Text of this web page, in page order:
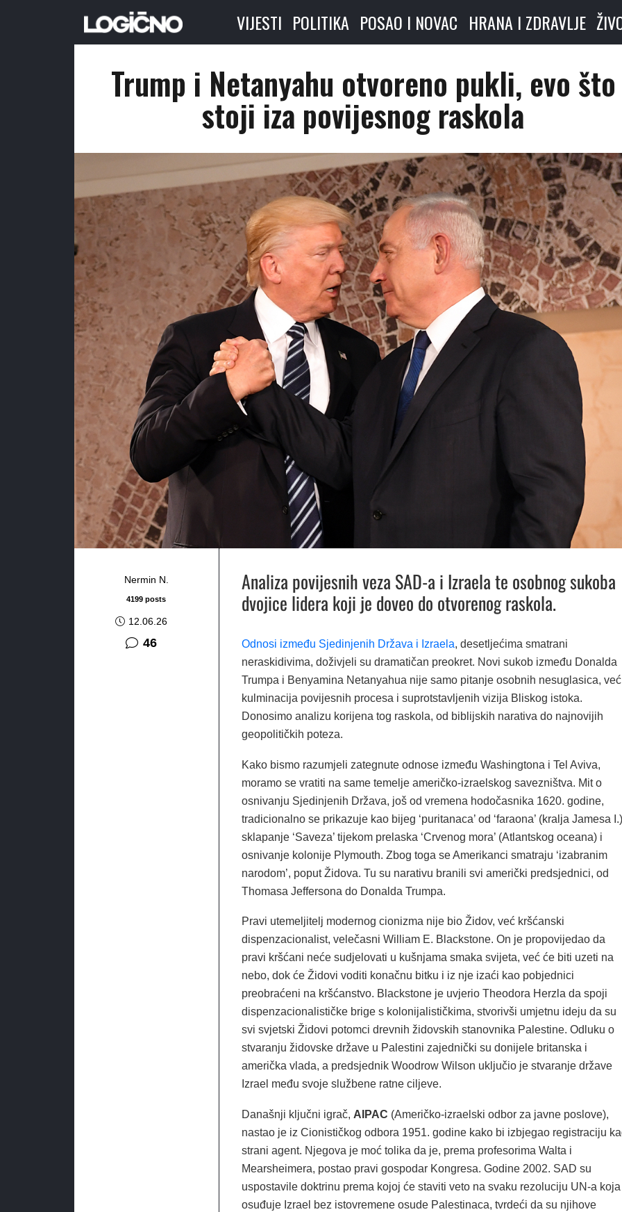
VIJESTI POLITIKA POSAO I NOVAC HRANA I ZDRAVLJE
Trump i Netanyahu otvoreno pukli, evo što
stoji iza povijesnog raskola
Nermin N.
4199 posts
12.06.26
46komentara
Analiza povijesnih veza SAD-a i Izraela te osobnog sukoba
dvojice lidera koji je doveo do otvorenog raskola.
Odnosi između Sjedinjenih Država i Izraela, desetljećima smatrani
neraskidivima, doživjeli su dramatičan preokret. Novi sukob između Donalda
Trumpa i Benyamina Netanyahua nije samo pitanje osobnih nesuglasica, već
kulminacija povijesnih procesa i suprotstavljenih vizija Bliskog istoka.
Donosimo analizu korijena tog raskola, od biblijskih narativa do najnovijih
geopolitičkih poteza.
Kako bismo razumjeli zategnute odnose između Washingtona i Tel Aviva,
moramo se vratiti na same temelje američko-izraelskog savezništva. Mit o
osnivanju Sjedinjenih Država, još od vremena hodočasnika 1620. godine,
tradicionalno se prikazuje kao bijeg ‘puritanaca’ od ‘faraona’ (kralja Jamesa
sklapanje ‘Saveza’ tijekom prelaska ‘Crvenog mora’ (Atlantskog oceana) i
osnivanje kolonije Plymouth. Zbog toga se Amerikanci smatraju ‘izabranim
narodom’, poput Židova. Tu su narativu branili svi američki predsjednici, od
Thomasa Jeffersona do Donalda Trumpa.
Pravi utemeljitelj modernog cionizma nije bio Židov, već kršćanski
dispenzacionalist, velečasni William E. Blackstone. On je propovijedao da
pravi kršćani neće sudjelovati u kušnjama smaka svijeta, već će biti uzeti na
nebo, dok će Židovi voditi konačnu bitku i iz nje izaći kao pobjednici
preobraćeni na kršćanstvo. Blackstone je uvjerio Theodora Herzla da spoji
dispenzacionalističke brige s kolonijalističkima, stvorivši umjetnu ideju da su
svi svjetski Židovi potomci drevnih židovskih stanovnika Palestine. Odluku o
stvaranju židovske države u Palestini zajednički su donijele britanska i
američka vlada, a predsjednik Woodrow Wilson uključio je stvaranje države
Izrael među svoje službene ratne ciljeve.
Današnji ključni igrač, AIPAC (Američko-izraelski odbor za javne poslove),
nastao je iz Cionističkog odbora 1951. godine kako bi izbjegao registraciju
strani agent. Njegova je moć tolika da je, prema profesorima Walta i
Mearsheimera, postao pravi gospodar Kongresa. Godine 2002. SAD su
uspostavile doktrinu prema kojoj će staviti veto na svaku rezoluciju UN-a koja
osuđuje Izrael bez istovremene osude Palestinaca, tvrdeći da su njihove